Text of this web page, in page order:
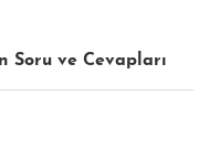
Soru ve Cevapları